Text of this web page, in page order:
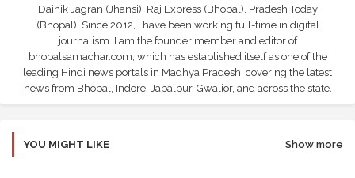
Dainik Jagran (Jhansi), Raj Express (Bhopal), Pradesh Today
(Bhopal); Since 2012, I have been working full-time in digital
journalism. I am the founder member and editor of
bhopalsamachar.com, which has established itself as one of the
leading Hindi news portals in Madhya Pradesh, covering the latest
news from Bhopal, Indore, Jabalpur, Gwalior, and across the state.
YOU MIGHT LIKE Show more